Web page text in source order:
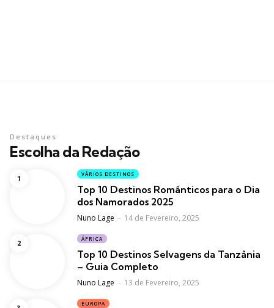
Escolha da Redação
Destaques
VÁRIOS DESTINOS
Top 10 Destinos Românticos para o Dia
dos Namorados 2025
Posted
Nuno Lage 14 de Fevereiro, 2025
ÁFRICA
Top 10 Destinos Selvagens da Tanzânia
– Guia Completo
Posted
Nuno Lage 13 de Fevereiro, 2025
EUROPA